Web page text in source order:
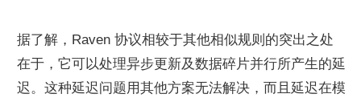
据了解，Raven 协议相较于其他相似规则的突出之处
在于，它可以处理异步更新及数据碎片并行所产生的延
迟。这种延迟问题用其他方案无法解决，而且延迟在模